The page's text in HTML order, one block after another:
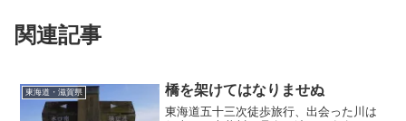
関連記事
東海道・滋賀県 橋を架けてはなりませぬ
東海道五十三次徒歩旅行、出会った川は